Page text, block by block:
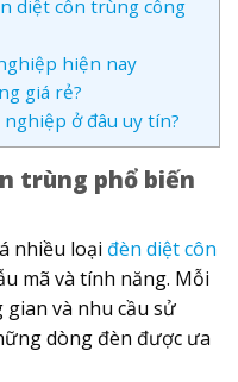
diệt côn trùng công
hiện nay
giá rẻ?
ở đâu uy tín?
trùng phổ biến
nhiều loại đèn diệt côn
mã và tính năng. Mỗi
và nhu cầu sử
dòng đèn được ưa